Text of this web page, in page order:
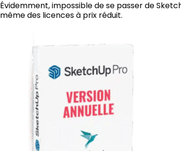
Évidemment, impossible de se passer de
même des licences à prix réduit.